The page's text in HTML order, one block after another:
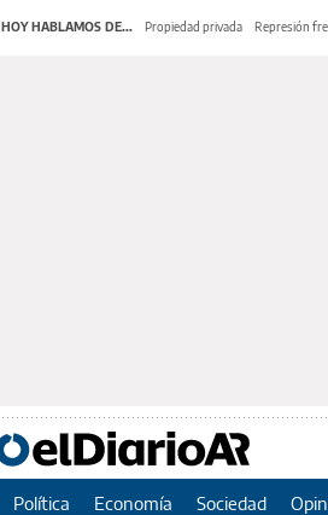
HOY HABLAMOS DE... Propiedad privada Represión
Política Economía Sociedad